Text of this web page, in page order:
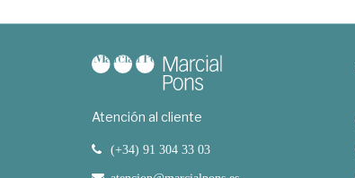
Atención al cliente
(+34) 91 304 33 03